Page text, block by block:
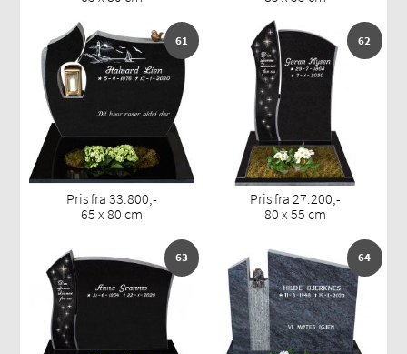
61
Pris fra 33.800,-
65 x 80 cm
62
Pris fra 27.200,-
80 x 55 cm
63 64